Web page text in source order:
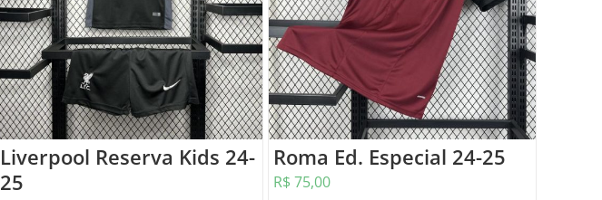
Liverpool Reserva Kids 24-
25
Roma Ed. Especial 24-25
R$ 75,00